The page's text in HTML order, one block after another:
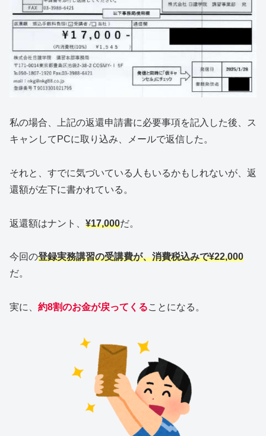
私の場合、上記の返還申請書に必要事項を記入した後、ス
キャンしてPCに取り込み、メールで返信した。
それと、すでに気づいている人もいるかもしれないが、返
還額が左下に書かれている。
返還額はナント、 ¥17,000だ。
今回の登録実務講習の受講費が、消費税込みで¥22,000
だ。
実に、 約8割のお金が戻ってくることになる。